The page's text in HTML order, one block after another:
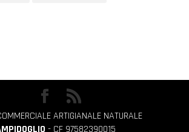
ARTIGIANALE NATURALE
- CF 97582390015